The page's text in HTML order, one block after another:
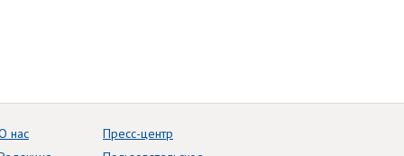
нас
Пресс-центр